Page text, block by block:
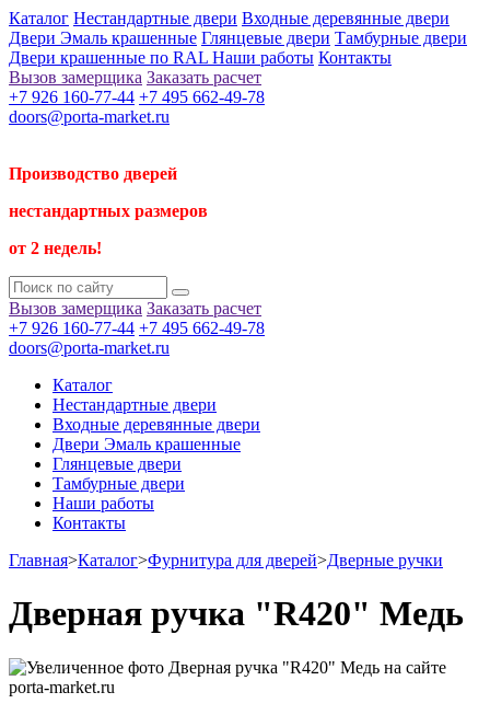
Каталог Нестандартные двери Входные деревянные двери
Двери Эмаль крашенные Глянцевые двери Тамбурные двери
Двери крашенные по RAL Наши работы Контакты
Вызов замерщика Заказать расчет
+7 926 160-77-44 +7 495 662-49-78
doors@porta-market.ru
Производство дверей
нестандартных размеров
от 2 недель!
Вызов замерщика Заказать расчет
+7 926 160-77-44 +7 495 662-49-78
doors@porta-market.ru
Каталог
Нестандартные двери
Входные деревянные двери
Двери Эмаль крашенные
Глянцевые двери
Тамбурные двери
Наши работы
Контакты
Главная>Каталог>Фурнитура для дверей>Дверные ручки
Дверная ручка "R420" Медь